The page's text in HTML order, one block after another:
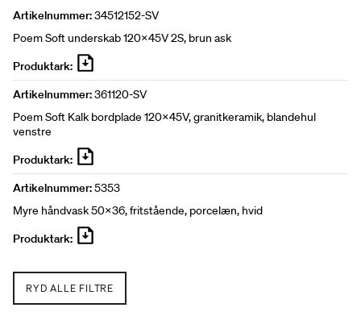
Artikelnummer:34512152-SV
Poem Soft underskab 120x45V 2S, brun ask
Produktark:
Artikelnummer:361120-SV
Poem Soft Kalk bordplade 120x45V, granitkeramik, blandehul
venstre
Produktark:
Artikelnummer:5353
Myre håndvask 50x36, fritstående, porcelæn, hvid
Produktark:
RYD ALLE FILTRE